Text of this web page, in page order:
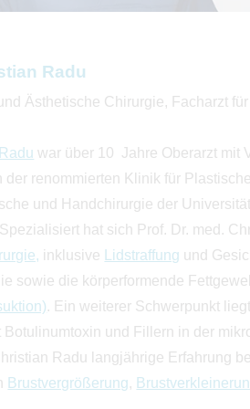
Radu
Ästhetische Chirurgie, Facharzt
war über 10 Jahre Oberarzt mit
der renommierten Klinik für
und Handchirurgie der
hat sich Prof. Dr. med.
inklusive Lidstraffung und
sowie die körperformende
. Ein weiterer Schwerpunkt
Botulinumtoxin und Fillern in der
Radu langjährige Erfahrung
Brustvergrößerung,